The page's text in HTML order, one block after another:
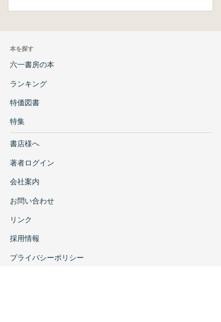
本を探す
六一書房の本
ランキング
特価図書
特集
書店様へ
著者ログイン
会社案内
お問い合わせ
リンク
採用情報
プライバシーポリシー